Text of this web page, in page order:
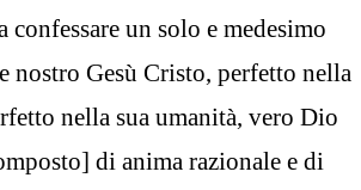
confessare un solo e medesimo
Gesù Cristo, perfetto nella
nella sua umanità, vero Dio
di anima razionale e di